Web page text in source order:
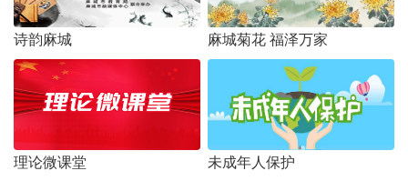
诗韵麻城 麻城菊花 福泽万家
理论微课堂 未成年人保护